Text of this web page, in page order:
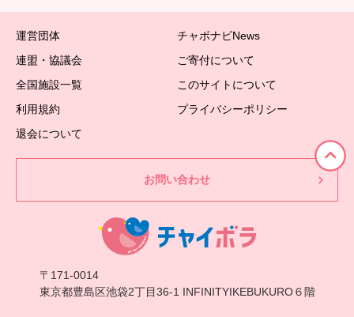
運営団体
チャボナビNews
連盟・協議会
ご寄付について
全国施設一覧
このサイトについて
利用規約
プライバシーポリシー
退会について
お問い合わせ
〒171-0014
東京都豊島区池袋2丁目36-1 INFINITYIKEBUKURO６階